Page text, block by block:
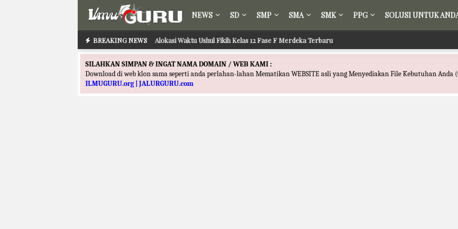
NEWS SD SMP SMA SMK PPG SOLUSI UNTUK
BREAKING NEWS Alokasi Waktu Ushul Fikih Kelas 12 Fase F Merdeka Terbaru
Alokasi Waktu Ilmu Tafsir Kelas 12 Fase F Merdeka Terbaru
SILAHKAN SIMPAN & INGAT NAMA DOMAIN / WEB KAMI :
Download di web klon sama seperti anda perlahan-lahan Mematikan WEBSITE asli yang Menyediakan File Kebutuhan Anda
ILMUGURU.org | JALURGURU.com